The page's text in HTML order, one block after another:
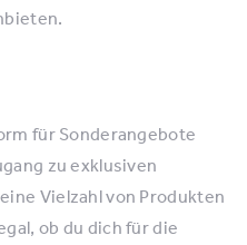
für Sonderangebote
zu exklusiven
Vielzahl von Produkten
ob du dich für die